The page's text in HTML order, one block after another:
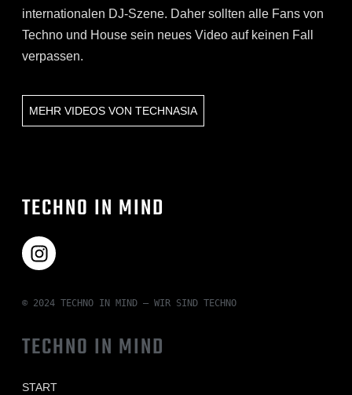
internationalen DJ-Szene. Daher sollten alle Fans von
Techno und House sein neues Video auf keinen Fall
verpassen.
MEHR VIDEOS VON TECHNASIA
TECHNO IN MIND
© 2024 TECHNO IN MIND – WIR SIND TECHNO
TECHNO IN MIND
START